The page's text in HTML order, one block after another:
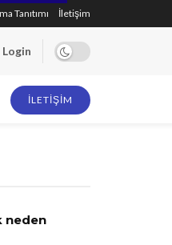
Tanıtımı İletişim
Login
İLETIŞIM
neden